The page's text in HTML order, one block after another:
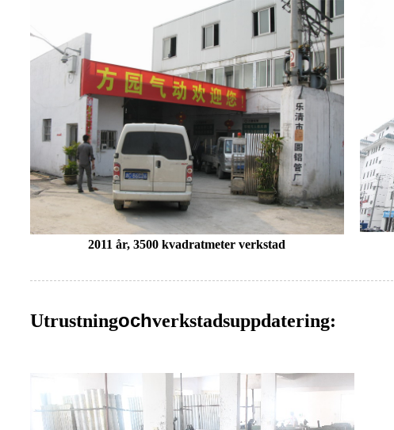
2011 år, 3500 kvadratmeter verkstad
Utrustningochverkstadsuppdatering: